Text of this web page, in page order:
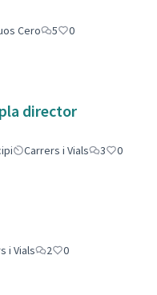
Cero 5
0
director
Carrers i Vials 3
0
i Vials 2
0